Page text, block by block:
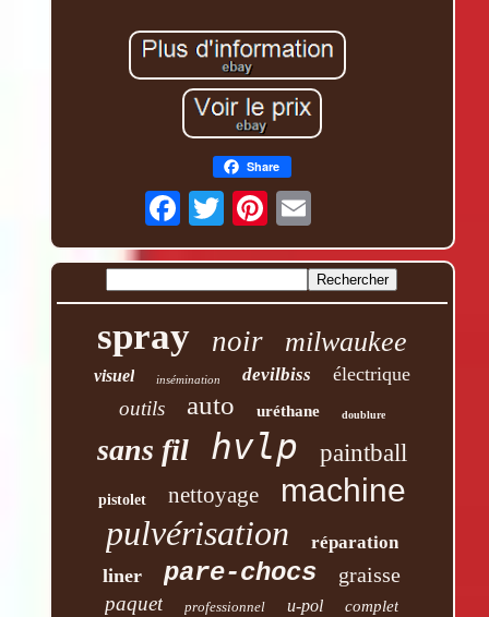
Share
spray noir milwaukee
visuel insémination devilbiss électrique
outils auto uréthane doublure
sans fil hvlp paintball
pistolet nettoyage machine
pulvérisation réparation
liner pare-chocs graisse
paquet professionnel u-pol complet